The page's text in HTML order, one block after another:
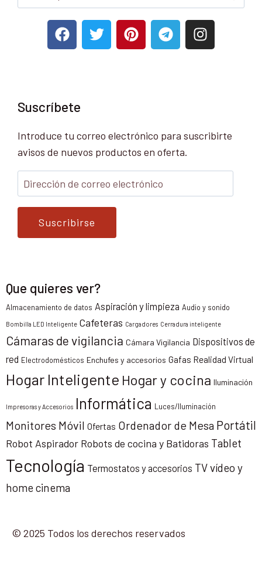
Suscríbete
Introduce tu correo electrónico para suscribirte
avisos de nuevos productos en oferta.
Suscribirse
Que quieres ver?
Almacenamiento de datos Aspiración y limpieza Audio y sonido
Bombilla LED Inteligente Cafeteras Cargadores Cerradura inteligente
Cámaras de vigilancia Cámara Vigilancia Dispositivos de
red Electrodomésticos Enchufes y accesorios Gafas Realidad Virtual
Hogar Inteligente Hogar y cocina Iluminación
Impresoras y Accesorios Informática Luces/Iluminación
Monitores Móvil Ofertas Ordenador de Mesa Portátil
Robot Aspirador Robots de cocina y Batidoras Tablet
Tecnología Termostatos y accesorios TV vídeo y
home cinema
© 2025 Todos los derechos reservados